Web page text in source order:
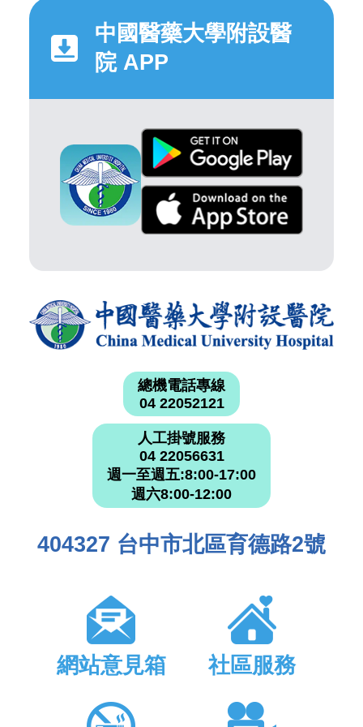
中國醫藥大學附設醫
院 APP
總機電話專線
04 22052121
人工掛號服務
04 22056631
週一至週五:8:00-17:00
週六8:00-12:00
404327 台中市北區育德路2號
網站意見箱 社區服務